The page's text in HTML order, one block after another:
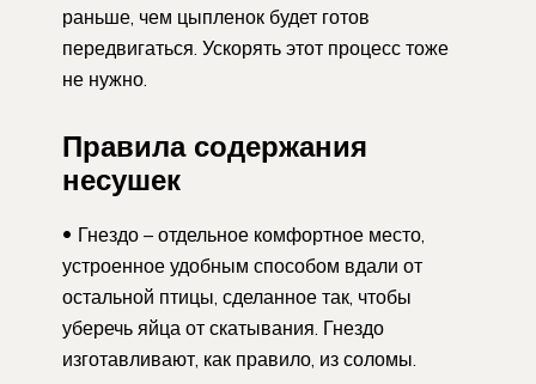
раньше, чем цыпленок будет готов
передвигаться. Ускорять этот процесс тоже
не нужно.
Правила содержания
несушек
Гнездо – отдельное комфортное место,
устроенное удобным способом вдали от
остальной птицы, сделанное так, чтобы
уберечь яйца от скатывания. Гнездо
изготавливают, как правило, из соломы.